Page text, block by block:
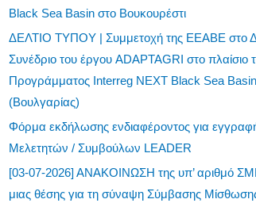
Black Sea Basin στο Βουκουρέστι
ΔΕΛΤΙΟ ΤΥΠΟΥ | Συμμετοχή της ΕΕΑΒΕ στο
Συνέδριο του έργου ADAPTAGRI στο πλαίσιο
Προγράμματος Interreg NEXT Black Sea
(Βουλγαρίας)
Φόρμα εκδήλωσης ενδιαφέροντος για
Μελετητών / Συμβούλων LEADER
[03-07-2026] ΑΝΑΚΟΙΝΩΣΗ της υπ’ αριθμό
μιας θέσης για τη σύναψη Σύμβασης